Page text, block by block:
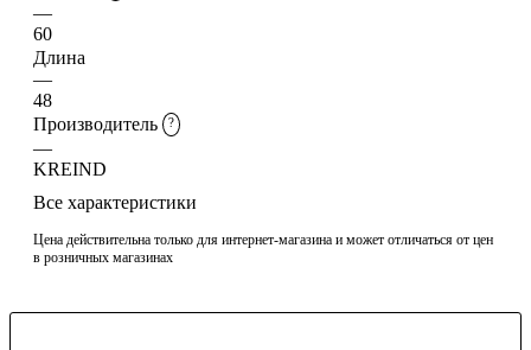
—
60
Длина
—
48
Производитель
?
—
KREIND
Все характеристики
Цена действительна только для интернет-магазина и может отличаться от цен
в розничных магазинах